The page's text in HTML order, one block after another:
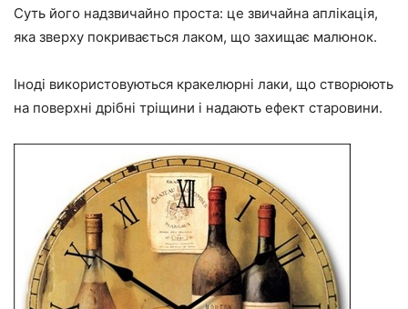
Суть його надзвичайно проста: це звичайна аплікація,
яка зверху покривається лаком, що захищає малюнок.
Іноді використовуються кракелюрні лаки, що створюють
на поверхні дрібні тріщини і надають ефект старовини.